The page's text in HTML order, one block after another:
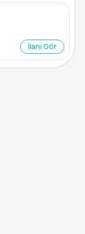
İlanı Gör